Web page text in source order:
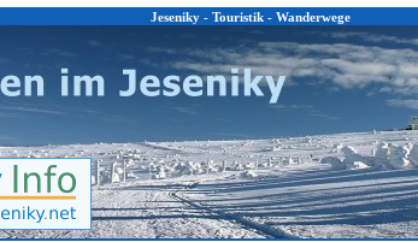
Jeseniky - Touristik - Wanderwege